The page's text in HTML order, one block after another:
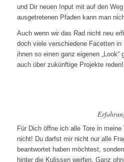
und Dir neuen Input mit auf den
ausgetretenen Pfaden kann man
Auch wenn wir das Rad nicht neu
doch viele verschiedene Facetten in
ihnen so einen ganz eigenen
auch über zukünftige Projekte reden!
Für Dich öffne ich alle Tore in
nicht! Du darfst mir nicht nur alle
beantwortet haben möchtest,
hinter die Kulissen werfen. Ganz